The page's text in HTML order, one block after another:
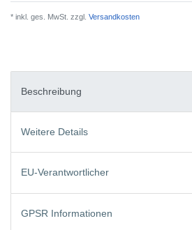
* inkl. ges. MwSt. zzgl. Versandkosten
Beschreibung
Weitere Details
EU-Verantwortlicher
GPSR Informationen